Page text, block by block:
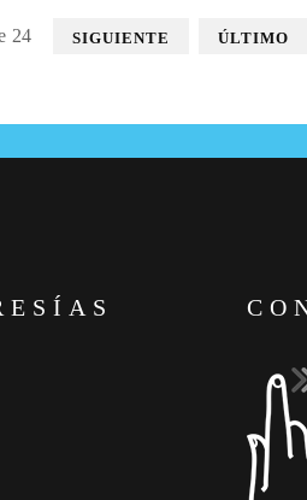
24 SIGUIENTE ÚLTIMO